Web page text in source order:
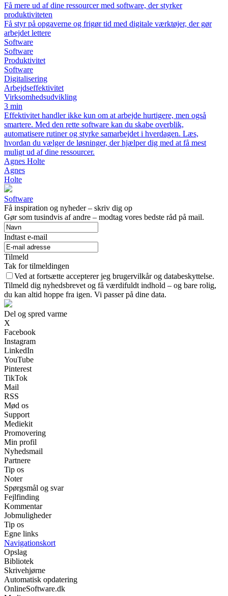
Få mere ud af dine ressourcer med software, der styrker
produktiviteten
Få styr på opgaverne og frigør tid med digitale værktøjer, der gør
arbejdet lettere
Software
Software
Produktivitet
Software
Digitalisering
Arbejdseffektivitet
Virksomhedsudvikling
3 min
Effektivitet handler ikke kun om at arbejde hurtigere, men også
smartere. Med den rette software kan du skabe overblik,
automatisere rutiner og styrke samarbejdet i hverdagen. Læs,
hvordan du vælger de løsninger, der hjælper dig med at få mest
muligt ud af dine ressourcer.
Agnes Holte
Agnes
Holte
Software
Få inspiration og nyheder – skriv dig op
Gør som tusindvis af andre – modtag vores bedste råd på mail.
Indtast e-mail
Tilmeld
Tak for tilmeldingen
Ved at fortsætte accepterer jeg brugervilkår og databeskyttelse.
Tilmeld dig nyhedsbrevet og få værdifuldt indhold – og bare rolig,
du kan altid hoppe fra igen. Vi passer på dine data.
Del og spred varme
X
Facebook
Instagram
LinkedIn
YouTube
Pinterest
TikTok
Mail
RSS
Mød os
Support
Mediekit
Promovering
Min profil
Nyhedsmail
Partnere
Tip os
Noter
Spørgsmål og svar
Fejlfinding
Kommentar
Jobmuligheder
Tip os
Egne links
Navigationskort
Opslag
Bibliotek
Skrivehjørne
Automatisk opdatering
OnlineSoftware.dk